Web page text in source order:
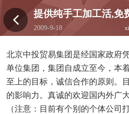
提供纯手工加工活,免
2009-9-18
02:57:26
北京中投贸易集团是经国家政府
单位集团，集团自成立至今，本
至上的目标，诚信合作的原则。
的影响力。真诚的欢迎国内外广
（注意：目前有个别的个体公司